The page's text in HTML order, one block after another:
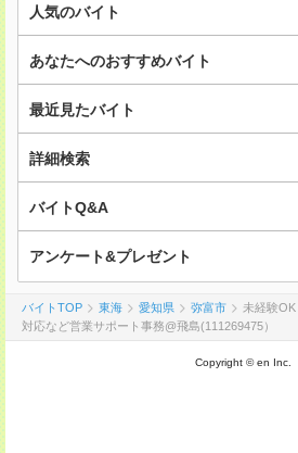
人気のバイト
あなたへのおすすめバイト
最近見たバイト
詳細検索
バイトQ&A
アンケート&プレゼント
バイトTOP 東海 愛知県 弥富市
未経験
対応など営業サポート事務@飛島(111269475）
Copyright © en Inc.